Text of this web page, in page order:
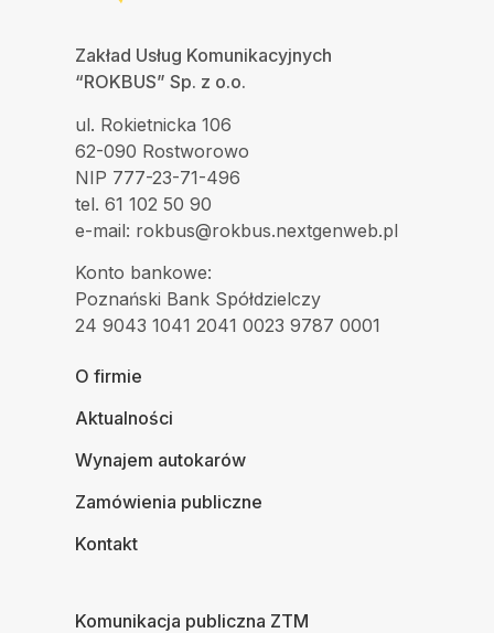
Zakład Usług Komunikacyjnych
“ROKBUS” Sp. z o.o.
ul. Rokietnicka 106
62-090 Rostworowo
NIP 777-23-71-496
tel. 61 102 50 90
e-mail: rokbus@rokbus.nextgenweb.pl
Konto bankowe:
Poznański Bank Spółdzielczy
24 9043 1041 2041 0023 9787 0001
O firmie
Aktualności
Wynajem autokarów
Zamówienia publiczne
Kontakt
Komunikacja publiczna ZTM